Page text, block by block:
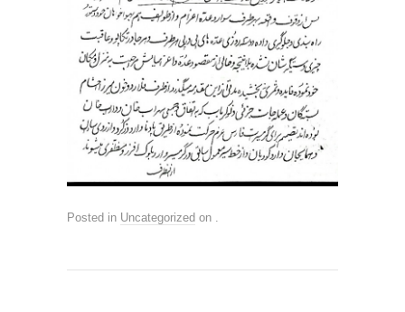
Posted in Uncategorized on .